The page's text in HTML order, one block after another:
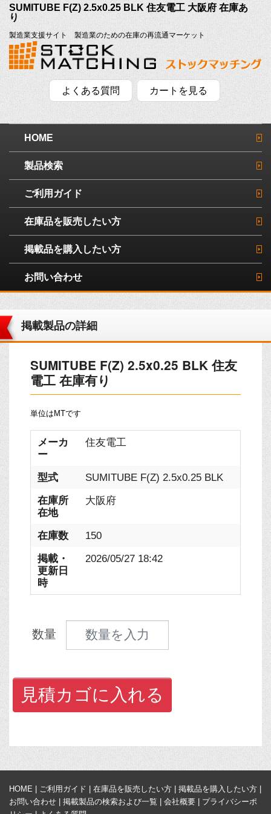
SUMITUBE F(Z) 2.5x0.25 BLK 住友電工 大阪府 在庫あ
り
製造業支援サイト 製造業のための在庫の再流通マーケット
よくある質問 カートを見る
HOME
製品検索
ご利用ガイド
在庫品を販売したい方
掲載品を購入したい方
お問い合わせ
掲載製品の詳細
SUMITUBE F(Z) 2.5x0.25 BLK 住友
電工 在庫有り
単位はMTです
メーカ
ー
住友電工
型式
SUMITUBE F(Z) 2.5x0.25 BLK
在庫所
在地
大阪府
在庫数
150
掲載・
更新日
時
2026/05/27 18:42
数量
見積数量
見積カゴに入れる
HOME | ご利用ガイド | 在庫品を販売したい方 | 掲載品を購入したい方 |
お問い合わせ | 掲載製品の検索および一覧 | 会社概要 | プライバシーポ